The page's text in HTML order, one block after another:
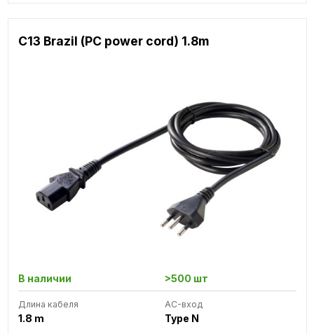
C13 Brazil (PC power cord) 1.8m
В наличии >500 шт
Длина кабеля
1.8 m
AC-вход
Type N